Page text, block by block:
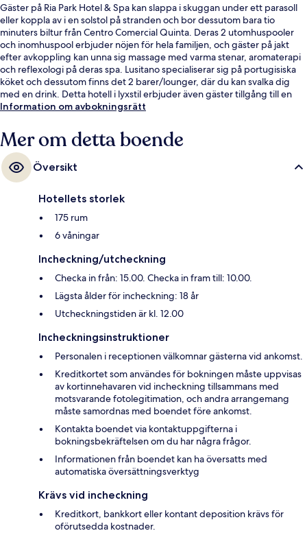
Gäster på Ria Park Hotel & Spa kan slappa i skuggan under ett parasoll
eller koppla av i en solstol på stranden och bor dessutom bara tio
minuters biltur från Centro Comercial Quinta. Deras 2 utomhuspooler
och inomhuspool erbjuder nöjen för hela familjen, och gäster på jakt
efter avkoppling kan unna sig massage med varma stenar, aromaterapi
och reflexologi på deras spa. Lusitano specialiserar sig på portugisiska
köket och dessutom finns det 2 barer/lounger, där du kan svalka dig
med en drink. Detta hotell i lyxstil erbjuder även gäster tillgång till en
takterrass, en gratis barnklubb och en bar vid poolen. Andra resenärer
Information om avbokningsrätt
Mer om detta boende
Översikt
Hotellets storlek
175 rum
6 våningar
Incheckning/utcheckning
Checka in från: 15.00. Checka in fram till: 10.00.
Lägsta ålder för incheckning: 18 år
Utcheckningstiden är kl. 12.00
Incheckningsinstruktioner
Personalen i receptionen välkomnar gästerna vid ankomst.
Kreditkortet som användes för bokningen måste uppvisas
av kortinnehavaren vid incheckning tillsammans med
motsvarande fotolegitimation, och andra arrangemang
måste samordnas med boendet före ankomst.
Kontakta boendet via kontaktuppgifterna i
bokningsbekräftelsen om du har några frågor.
Informationen från boendet kan ha översatts med
automatiska översättningsverktyg
Krävs vid incheckning
Kreditkort, bankkort eller kontant deposition krävs för
oförutsedda kostnader.